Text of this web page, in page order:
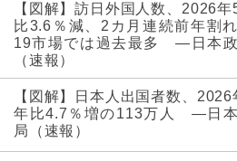
【図解】訪日外国人数、2026
比3.6％減、2カ月連続前年割
19市場では過去最多 ―日本政
（速報）
【図解】日本人出国者数、
年比4.7％増の113万人 ―日
局（速報）